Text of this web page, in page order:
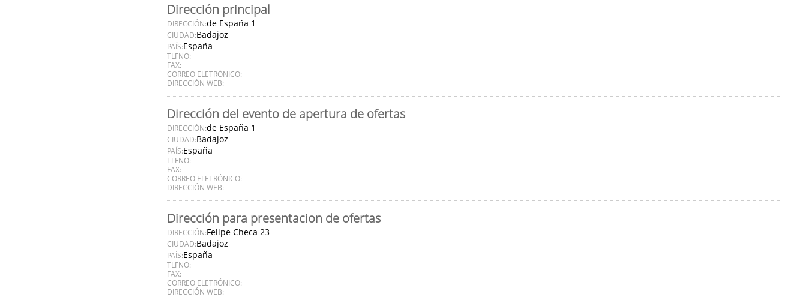
Dirección principal
DIRECCIÓN:de España 1
CIUDAD:Badajoz
PAÍS:España
TLFNO:
FAX:
CORREO ELETRÓNICO:
DIRECCIÓN WEB:
Dirección del evento de apertura de ofertas
DIRECCIÓN:de España 1
CIUDAD:Badajoz
PAÍS:España
TLFNO:
FAX:
CORREO ELETRÓNICO:
DIRECCIÓN WEB:
Dirección para presentacion de ofertas
DIRECCIÓN:Felipe Checa 23
CIUDAD:Badajoz
PAÍS:España
TLFNO:
FAX:
CORREO ELETRÓNICO:
DIRECCIÓN WEB: